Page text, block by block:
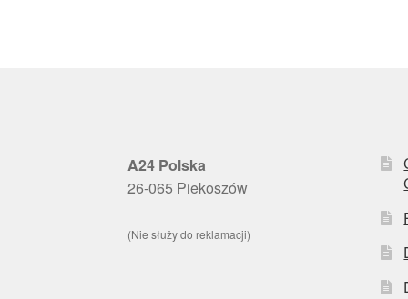
A24 Polska
26-065 Piekoszów
(Nie służy do reklamacji)